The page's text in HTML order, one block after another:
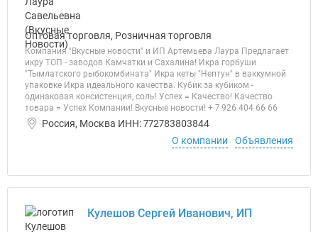
Оптовая торговля, Розничная торговля
Компания "Вкусные новости" и ИП Артемьева Лаура Предлагает
икру ТОП - заводов Камчатки и Сахалина! Икра горбуши
"Тымлатского рыбокомбината" Икра кеты "Нептун" в ваккумной
упаковке Икра идеального качества. Кубик за кубиком -
одинаковая консистенция, соль! Успех = Качество! Качество
товара = Успех Компании! Вкусные новости! + 7 926 404 66 66
Россия, Москва ИНН: 772783803844
О компании
Объявления
Кулешов Сергей Иванович, ИП